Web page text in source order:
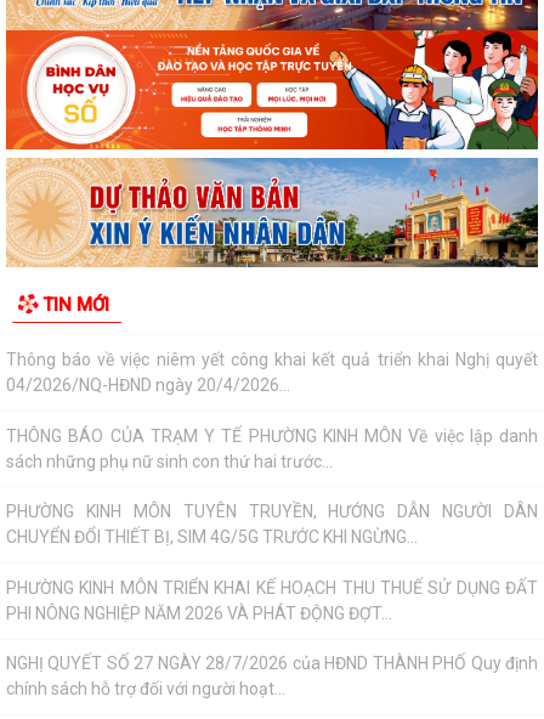
TIN MỚI
Thông báo về việc niêm yết công khai kết quả triển khai Nghị quyết
04/2026/NQ-HĐND ngày 20/4/2026...
THÔNG BÁO CỦA TRẠM Y TẾ PHƯỜNG KINH MÔN Về việc lập danh
sách những phụ nữ sinh con thứ hai trước...
PHƯỜNG KINH MÔN TUYÊN TRUYỀN, HƯỚNG DẪN NGƯỜI DÂN
CHUYỂN ĐỔI THIẾT BỊ, SIM 4G/5G TRƯỚC KHI NGỪNG...
PHI NÔNG NGHIỆP NĂM 2026 VÀ PHÁT ĐỘNG ĐỢT...
NGHỊ QUYẾT SỐ 27 NGÀY 28/7/2026 của HĐND THÀNH PHỐ Quy định
chính sách hỗ trợ đối với người hoạt...
NGHỊ QUYẾT QUY ĐỊNH CHÍNH SÁCH HỖ TRỢ ĐỐI VỚI CÔNG CHỨC,
VIÊN CHỨC LÀM VIỆC TẠI BỘ PHẬN MỘT CỬA CÁC...
QUYẾT ĐỊNH Về việc công bố thủ tục hành chính nội bộ mới ban hành
thuộc phạm vi chức năng quản lý...
QUYẾT ĐỊNH Về việc công bố danh mục thủ tục hành chính được sửa
đổi, bổ sung, bị bãi bỏ thuộc phạm...
Nghị quyết số 07/2026/NQ-HĐND ngày 23/6/2026 của HĐND thành
phố về quy định chế độ quà tặng của...